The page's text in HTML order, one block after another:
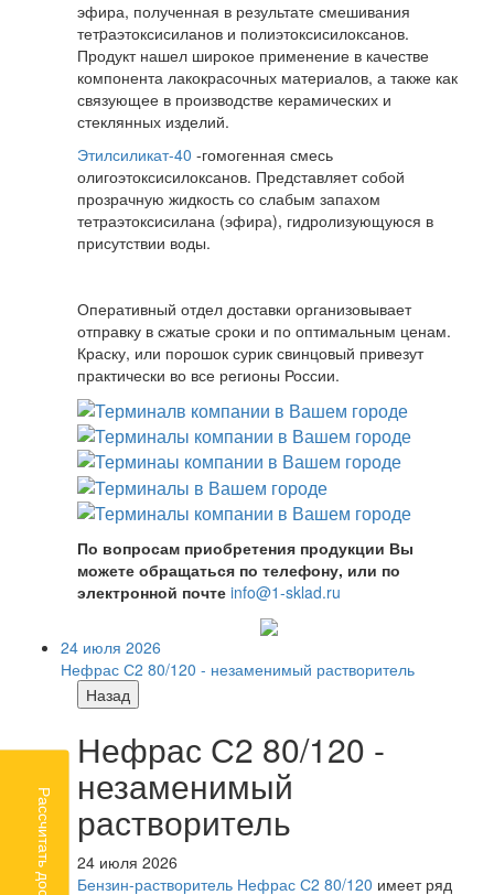
эфира, полученная в результате смешивания
тетpаэтоксисиланов и полиэтоксисилоксанов.
Продукт нашел широкое применение в качестве
компонента лакокрасочных материалов, а также как
связующее в производстве керамических и
стеклянных изделий.
Этилсиликат-40 -гомогенная смесь
олигоэтоксисилоксанов. Представляет собой
прозрачную жидкость со слабым запахом
тетраэтоксисилана (эфира), гидролизующуюся в
присутствии воды.
Оперативный отдел доставки организовывает
отправку в сжатые сроки и по оптимальным ценам.
Краску, или порошок сурик свинцовый привезут
практически во все регионы России.
По вопросам приобретения продукции Вы
можете обращаться по телефону, или по
электронной почте info@1-sklad.ru
24 июля 2026
Нефрас С2 80/120 - незаменимый растворитель
Назад
Нефрас С2 80/120 -
незаменимый
растворитель
24 июля 2026
Бензин-растворитель Нефрас С2 80/120 имеет ряд
Рассчитать доставку